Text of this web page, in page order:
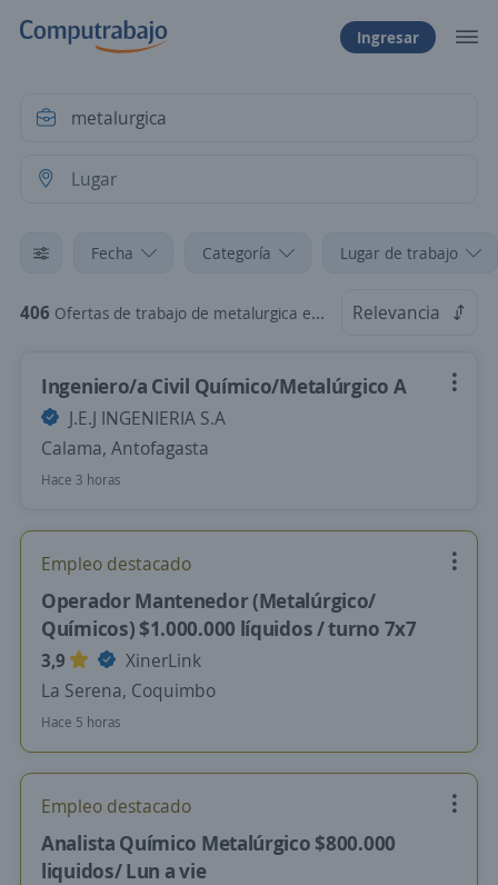
Ingresar
Fecha Categoría Lugar de trabajo
406 Ofertas de trabajo de metalurgica en Chile Relevancia
Ingeniero/a Civil Químico/Metalúrgico A
J.E.J INGENIERIA S.A
Calama, Antofagasta
Hace 3 horas
Empleo destacado
Operador Mantenedor (Metalúrgico/
Químicos) $1.000.000 líquidos / turno 7x7
3,9
XinerLink
La Serena, Coquimbo
Hace 5 horas
Empleo destacado
Analista Químico Metalúrgico $800.000
liquidos/ Lun a vie